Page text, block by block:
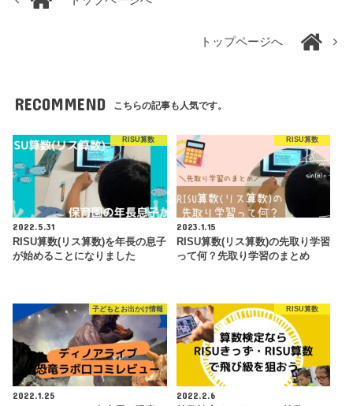
トップページへ
RECOMMEND こちらの記事も人気です。
RISU算数
2022.5.31
RISU算数(リス算数)を年長の息子
が始めることになりました
RISU算数
2023.1.15
RISU算数(リス算数)の先取り学習
って何？先取り学習のまとめ
子どもとお出かけ情報
2022.1.25
RISU算数
2022.2.6